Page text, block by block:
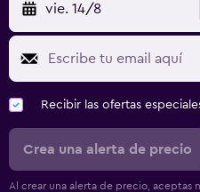
vie. 14/8
Recibir las ofertas
Crea una alerta de precio
Al crear una alerta de precio, aceptas